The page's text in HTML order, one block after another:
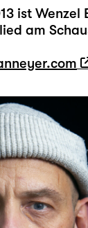
ist Wenzel
am